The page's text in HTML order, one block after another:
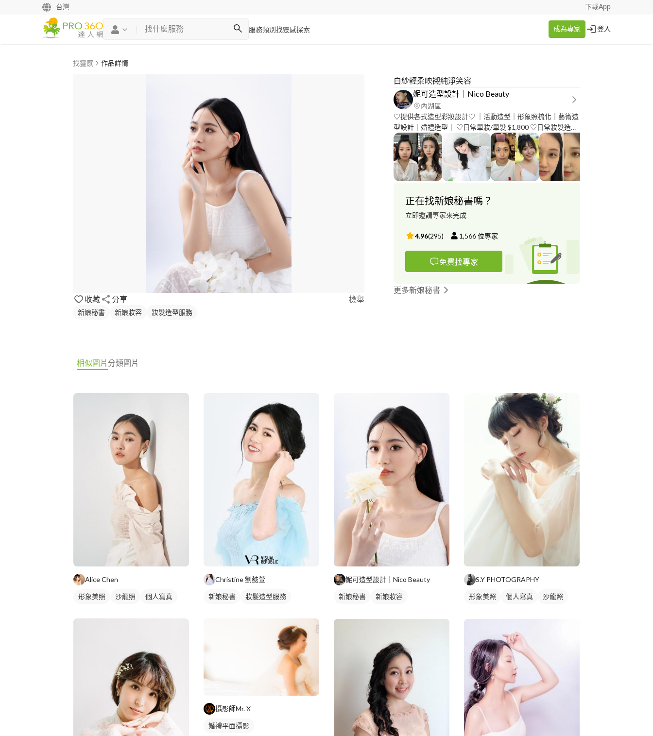
台灣 下載App
服務類別 找靈感探索 成為專家 登入
找靈感 作品詳情
收藏 分享 檢舉
新娘秘書 新娘妝容 妝髮造型服務
白紗輕柔映襯純淨笑容
妮可造型設計｜Nico Beauty
內湖區
♡提供各式造型彩妝設計♡ ｜活動造型｜形象照梳化｜藝術造
型設計｜婚禮造型｜ ♡日常單妝/單髮 $1,800 ♡日常妝髮造型
$2,500 ♡ㄧ對一彩妝教學 $4,500 ♡婚宴妝髮一套 $6,800元 ♡
媽媽妝.伴娘妝.親友妝$ 2,000元（不含髮型） 含髮型+$1,000
♡活動妝髮、特殊妝髮、派對妝髮、主持人妝髮歡迎私訊 若需
開發票收取5％稅金 ✔️全台服務 ✔️台中免車馬費 ✔️為了可以配
合您方便的時間，一定要先預約唷 ♡歡迎私訊詢問檔期♡
正在找新娘秘書嗎？
立即邀請專家來完成
4.96(295) 1,566位專家
免費找專家
更多新娘秘書
相似圖片分類圖片
Alice Chen
形象美照 沙龍照 個人寫真
Christine 劉懿萱
新娘秘書 妝髮造型服務
攝影師Mr. X
婚禮平面攝影
妮可造型設計｜Nico Beauty
新娘秘書
新娘妝容
S.Y PHOTOGRAPHY
形象美照 個人寫真
沙龍照